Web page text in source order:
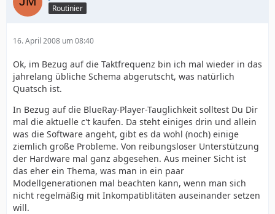
Routinier
16. April 2008 um 08:40
Ok, im Bezug auf die Taktfrequenz bin ich mal wieder in das
jahrelang übliche Schema abgerutscht, was natürlich
Quatsch ist.
In Bezug auf die BlueRay-Player-Tauglichkeit solltest Du Dir
mal die aktuelle c't kaufen. Da steht einiges drin und allein
was die Software angeht, gibt es da wohl (noch) einige
ziemlich große Probleme. Von reibungsloser Unterstützung
der Hardware mal ganz abgesehen. Aus meiner Sicht ist
das eher ein Thema, was man in ein paar
Modellgenerationen mal beachten kann, wenn man sich
nicht regelmäßig mit Inkompatiblitäten auseinander setzen
will.